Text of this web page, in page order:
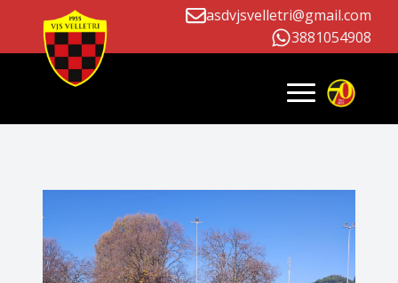
asdvjsvelletri@gmail.com
3881054908